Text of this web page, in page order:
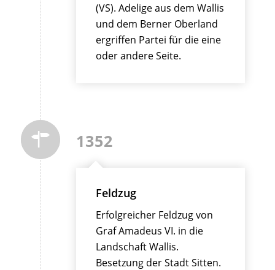
(VS). Adelige aus dem Wallis
und dem Berner Oberland
ergriffen Partei für die eine
oder andere Seite.
1352
Feldzug
Erfolgreicher Feldzug von
Graf Amadeus VI. in die
Landschaft Wallis.
Besetzung der Stadt Sitten.